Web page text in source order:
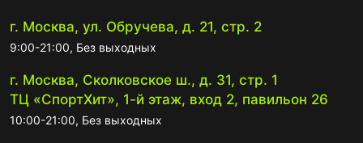
г. Москва, ул. Обручева, д. 21, стр. 2
9:00-21:00, Без выходных
г. Москва, Сколковское ш., д. 31, стр. 1
ТЦ «СпортХит», 1-й этаж, вход 2, павильон 26
10:00-21:00, Без выходных